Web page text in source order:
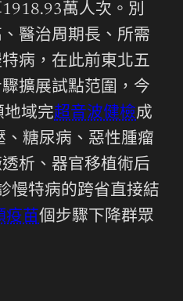
萬人次。別
醫治周期長、所需
病，在此前東北五
擴展試點范圍，今
地域完超音波健檢成
、糖尿病、惡性腫瘤
析、器官移植術后
慢特病的跨省直接結
疫苗個步驟下降群眾